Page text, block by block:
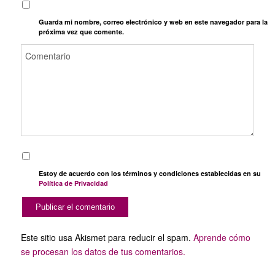
Guarda mi nombre, correo electrónico y web en este navegador para la
próxima vez que comente.
Estoy de acuerdo con los términos y condiciones establecidas en su
Política de Privacidad
Este sitio usa Akismet para reducir el spam. Aprende cómo
se procesan los datos de tus comentarios.